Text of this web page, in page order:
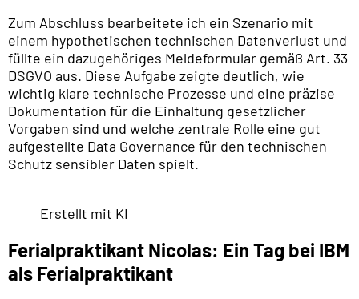
Zum Abschluss bearbeitete ich ein Szenario mit
einem hypothetischen technischen Datenverlust und
füllte ein dazugehöriges Meldeformular gemäß Art. 33
DSGVO aus. Diese Aufgabe zeigte deutlich, wie
wichtig klare technische Prozesse und eine präzise
Dokumentation für die Einhaltung gesetzlicher
Vorgaben sind und welche zentrale Rolle eine gut
aufgestellte Data Governance für den technischen
Schutz sensibler Daten spielt.
Erstellt mit KI
Ferialpraktikant Nicolas: Ein Tag bei IBM
als Ferialpraktikant